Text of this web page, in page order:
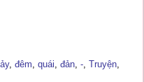
, đêm, quái, đản, -, Truyện,